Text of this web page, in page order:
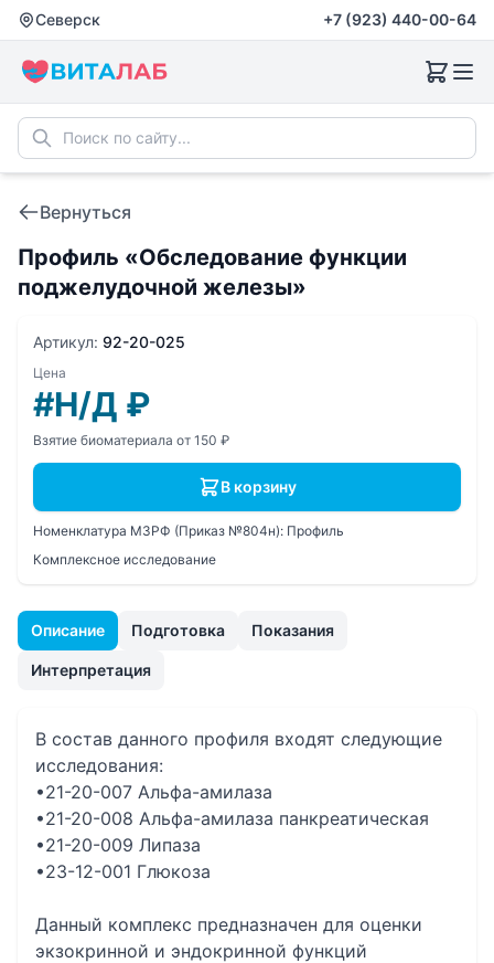
Северск +7 (923) 440-00-64
Вернуться
Профиль «Обследование функции
поджелудочной железы»
Описание Подготовка Показания
Интерпретация
В состав данного профиля входят следующие
исследования:
•21-20-007 Альфа-амилаза
•21-20-008 Альфа-амилаза панкреатическая
•21-20-009 Липаза
•23-12-001 Глюкоза
Данный комплекс предназначен для оценки
экзокринной и эндокринной функций
Артикул: 92-20-025
Цена
#Н/Д ₽
Взятие биоматериала от 150 ₽
В корзину
Номенклатура МЗРФ (Приказ №804н): Профиль
Комплексное исследование